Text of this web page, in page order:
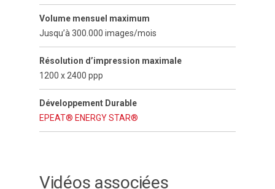
Volume mensuel maximum
Jusqu’à 300.000 images/mois
Résolution d’impression maximale
1200 x 2400 ppp
Développement Durable
EPEAT® ENERGY STAR®
Vidéos associées